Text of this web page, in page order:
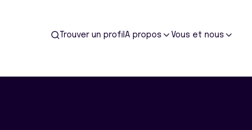
Trouver un profil A propos Vous et nous